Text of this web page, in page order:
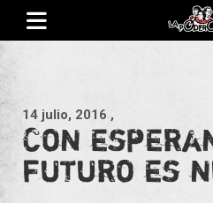
Saltar
contenido
14 julio, 2016 ,
Con
futuro es